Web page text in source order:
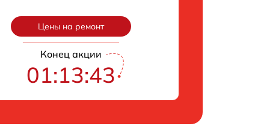
Цены на ремонт
Конец акции
01:13:42